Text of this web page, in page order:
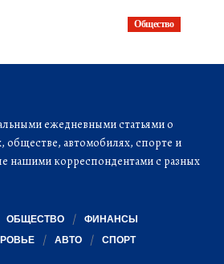
Общество
ежедневными статьями о
обществе, автомобилях, спорте и
нашими корреспондентами с разных
ОБЩЕСТВО
ФИНАНСЫ
АВТО СПОРТ